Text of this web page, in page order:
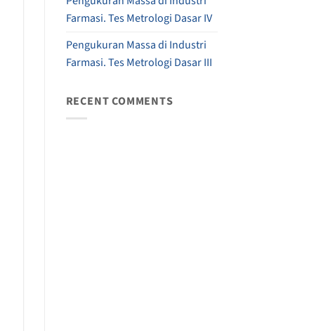
Farmasi. Tes Metrologi Dasar IV
Pengukuran Massa di Industri
Farmasi. Tes Metrologi Dasar III
RECENT COMMENTS